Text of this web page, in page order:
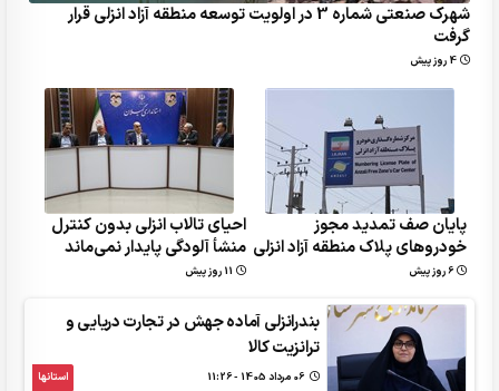
شهرک صنعتی شماره 3 در اولویت توسعه منطقه آزاد انزلی قرار
گرفت
4 روز پیش
پایان صف تمدید مجوز
خودروهای پلاک منطقه آزاد انزلی
6 روز پیش
احیای تالاب انزلی بدون کنترل
منشأ آلودگی پایدار نمی‌ماند
11 روز پیش
بندرانزلی آماده جهش در تجارت دریایی و
ترانزیت کالا
استانها